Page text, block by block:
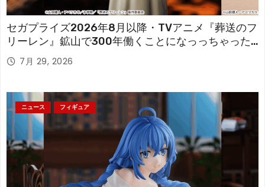
セガプライズ2026年8月以降・TVアニメ『葬送のフ
リーレン』鉱山で300年働くことになっっちゃった
「フリーレン」を立体化！
7月 29, 2026
ニュース フィギュア